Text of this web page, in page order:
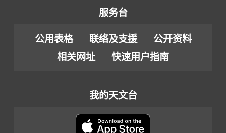
服务台
公用表格 联络及支援
公开资料
相关网址
快速用户指南
我的天文台